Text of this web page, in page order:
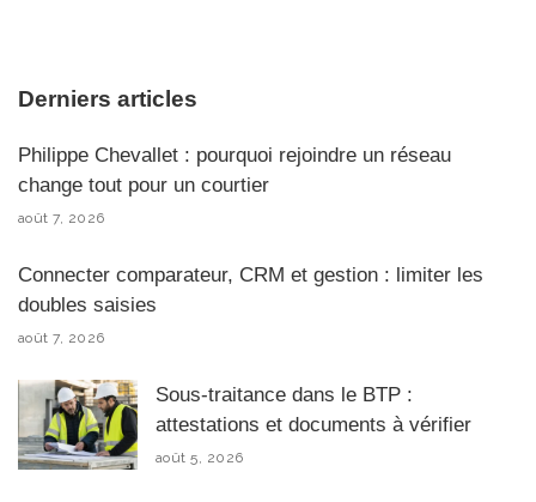
Derniers articles
Philippe Chevallet : pourquoi rejoindre un réseau
change tout pour un courtier
août 7, 2026
Connecter comparateur, CRM et gestion : limiter les
doubles saisies
août 7, 2026
Sous-traitance dans le BTP :
attestations et documents à vérifier
août 5, 2026